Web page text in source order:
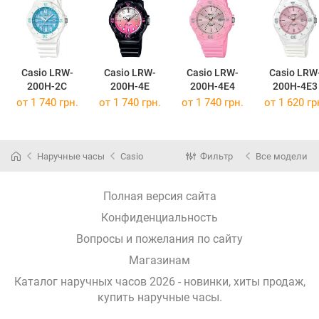
Casio LRW-
200H-2C
Casio LRW-
200H-4E
Casio LRW-
200H-4E4
Casio
200H-4E3
от 1 740 грн. от 1 740 грн. от 1 740 грн. от 1 620
Наручные часы Casio Фильтр Все модели
Полная версия сайта
Конфиденциальность
Вопросы и пожелания по сайту
Магазинам
Каталог наручных часов 2026 - новинки, хиты продаж,
купить наручные часы.